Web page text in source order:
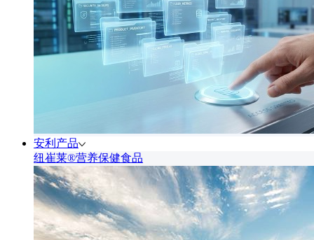
安利产品
纽崔莱®营养保健食品